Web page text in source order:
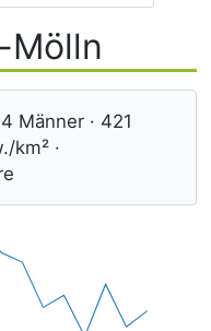
Mölln
Männer · 421
km² ·